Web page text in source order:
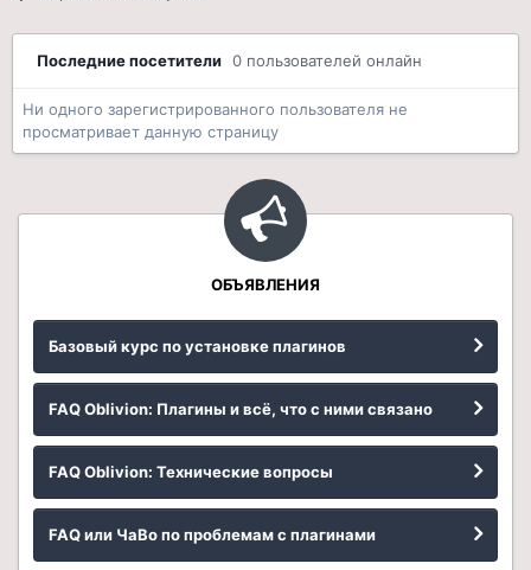
Последние посетители 0 пользователей онлайн
Ни одного зарегистрированного пользователя не
просматривает данную страницу
ОБЪЯВЛЕНИЯ
Базовый курс по установке плагинов
FAQ Oblivion: Плагины и всё, что с ними связано
FAQ Oblivion: Технические вопросы
FAQ или ЧаВо по проблемам с плагинами